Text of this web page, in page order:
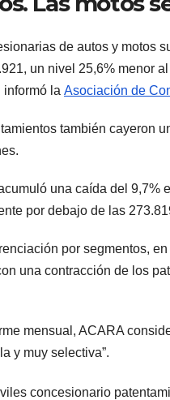
de autos y motos
un nivel 25,6% menor
informó la Asociación de
también cayeron
una caída del 9,7%
por debajo de las
por segmentos,
una contracción de los
mensual, ACARA
y muy selectiva”.